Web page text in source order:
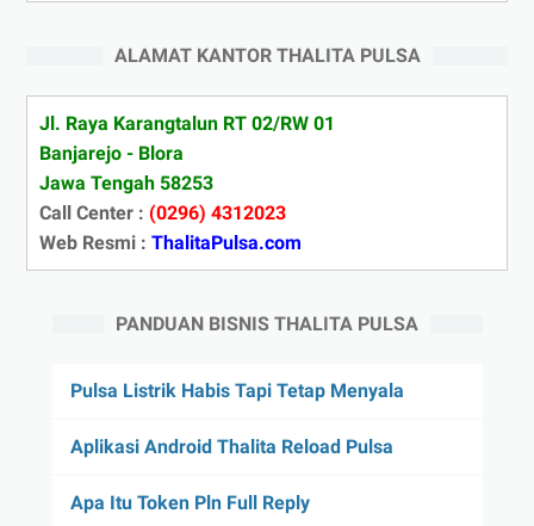
ALAMAT KANTOR THALITA PULSA
Jl. Raya Karangtalun RT 02/RW 01
Banjarejo - Blora
Jawa Tengah 58253
Call Center : (0296) 4312023
Web Resmi : ThalitaPulsa.com
PANDUAN BISNIS THALITA PULSA
Pulsa Listrik Habis Tapi Tetap Menyala
Aplikasi Android Thalita Reload Pulsa
Apa Itu Token Pln Full Reply